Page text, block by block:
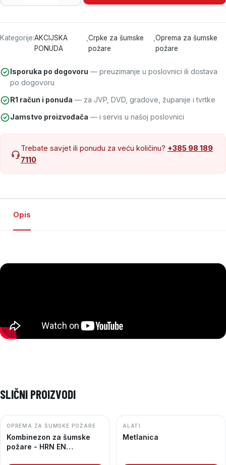
Kategorije:AKCIJSKA
PONUDA
,Crpke za šumske
požare
,Oprema za šumske
požare
Isporuka po dogovoru — preuzimanje u poslovnici ili dostava
po dogovoru
R1 račun i ponuda — za JVP, DVD, gradove, županije i tvrtke
Jamstvo proizvođača — i servis u našoj poslovnici
Trebate savjet ili ponudu za veću količinu? +385 98 189
7110
Opis
SLIČNI PROIZVODI
OPREMA ZA ŠUMSKE POŽARE
Kombinezon za šumske
požare - HRN EN
ALATI
Metlanica